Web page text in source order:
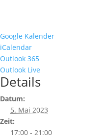
Google Kalender
iCalendar
Outlook 365
Outlook Live
Details
Datum:
5. Mai 2023
Zeit:
17:00 - 21:00